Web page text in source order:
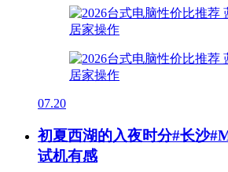
07.20
初夏西湖的入夜时分#长沙
试机有感